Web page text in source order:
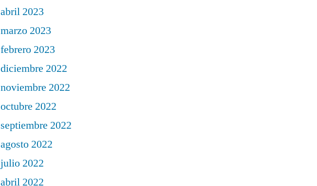
abril 2023
marzo 2023
febrero 2023
diciembre 2022
noviembre 2022
octubre 2022
septiembre 2022
agosto 2022
julio 2022
abril 2022